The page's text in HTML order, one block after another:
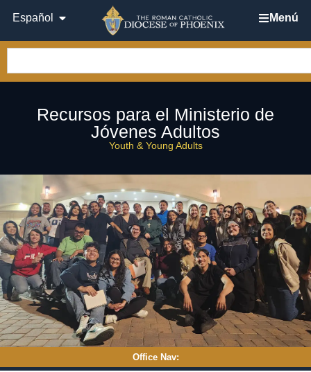
Español Menú
Recursos para el Ministerio de
Jóvenes Adultos
Youth & Young Adults
Office Nav: